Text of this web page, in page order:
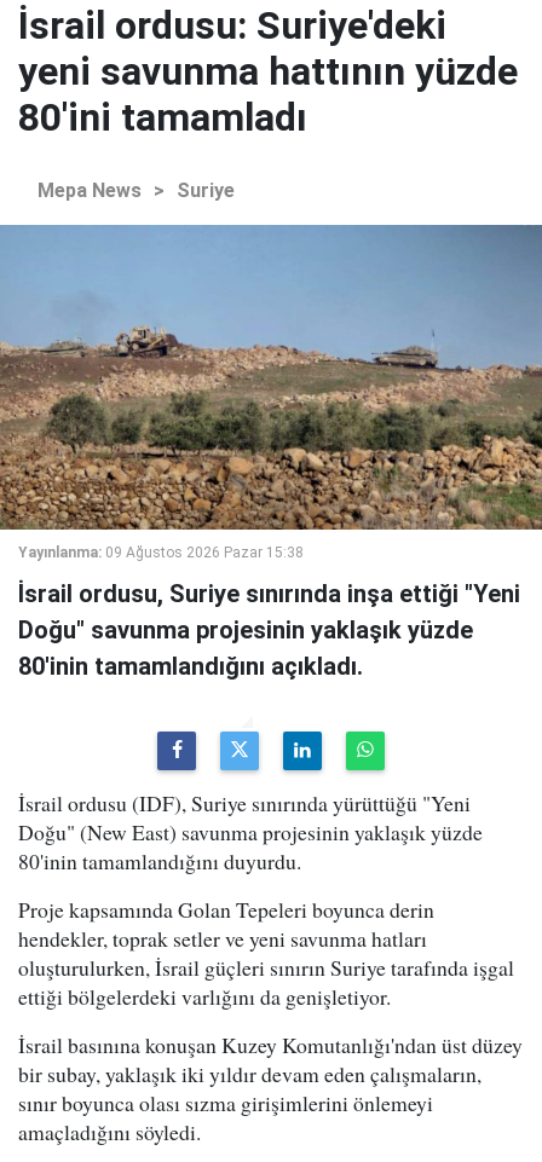
İsrail ordusu: Suriye'deki
yeni savunma hattının yüzde
80'ini tamamladı
Mepa News > Suriye
Yayınlanma: 09 Ağustos 2026 Pazar 15:38
İsrail ordusu, Suriye sınırında inşa ettiği "Yeni
Doğu" savunma projesinin yaklaşık yüzde
80'inin tamamlandığını açıkladı.
İsrail ordusu (IDF), Suriye sınırında yürüttüğü "Yeni
Doğu" (New East) savunma projesinin yaklaşık yüzde
80'inin tamamlandığını duyurdu.
Proje kapsamında Golan Tepeleri boyunca derin
hendekler, toprak setler ve yeni savunma hatları
oluşturulurken, İsrail güçleri sınırın Suriye tarafında işgal
ettiği bölgelerdeki varlığını da genişletiyor.
İsrail basınına konuşan Kuzey Komutanlığı'ndan üst düzey
bir subay, yaklaşık iki yıldır devam eden çalışmaların,
sınır boyunca olası sızma girişimlerini önlemeyi
amaçladığını söyledi.